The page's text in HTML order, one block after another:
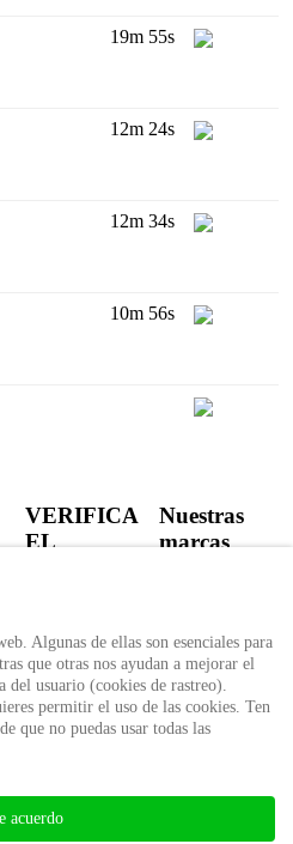
19m 55s
12m 24s
12m 34s
10m 56s
VERIFICA
EL
certificado
expedido por
Auditool usando
el ID único
Certificado
Nuestras
marcas
Algunas de ellas son esenciales para
que otras nos ayudan a mejorar el
usuario (cookies de rastreo).
permitir el uso de las cookies. Ten
que no puedas usar todas las
acuerdo